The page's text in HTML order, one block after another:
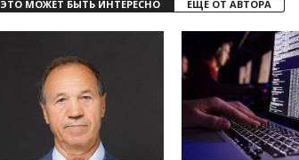
ЭТО МОЖЕТ БЫТЬ ИНТЕРЕСНО ЕЩЕ ОТ АВТОРА